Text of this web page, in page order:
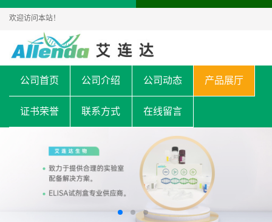
欢迎访问本站！
公司首页 公司介绍 公司动态 产品展厅
证书荣誉 联系方式 在线留言